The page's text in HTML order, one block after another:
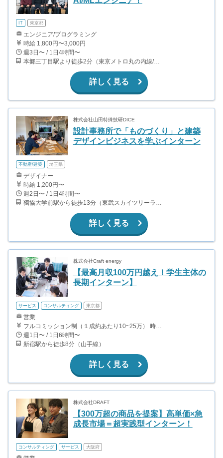
IT 東京都
エンジニア/プログラミング
時給 1,800円〜3,000円
週3日〜 / 1日4時間〜
本郷三丁目駅より徒歩2分（東京メトロ丸の内線/都営地下鉄大江戸線）
詳しく見る
株式会社山田特殊技研DICE
設計事務所で「ものづくり」と建築
デザインビジネスを学ぶインターン
不動産/建築 埼玉県
デザイナー
時給 1,200円〜
週2日〜 / 1日4時間〜
獨協大学前駅から徒歩13分（東武スカイツリーライン、東武伊勢崎線、東武日光線、鬼怒川線）
詳しく見る
株式会社Craft energy
【最高月収100万円越え！学生主体の
長期インターン】
サービス コンサルティング 東京都
営業
フルコミッション制（１成約あたり10~25万） 時給換算で（2000円〜2500円）程度が目安となります。 月100万を稼ぐ学生多数在籍しています。 ■収入例 〇入社1か月目（早稲田大学2年生） 役職：アポインター 月間1契約×10万円＝10万円 ＋交通費 〇入社3か月目（明治大学2年生） 役職：アポインター 月間2契約×13万円＝26万円 ＋交通費 〇入社6か月目（慶應義塾大学3年生） 役職：アポインター 月間5契約×15万円＝75万円 ＋交通費 〇入社15か月目（東京大学3年生） 役職：クローザー 月間3契約×25万=75万円 ＋交通費 交通費支給あり
週1日〜 / 1日6時間〜
新宿駅から徒歩8分（山手線）
詳しく見る
株式会社DRAFT
【300万超の商品を提案】高単価×急
成長市場＝超実践型インターン！
コンサルティング サービス 大阪府